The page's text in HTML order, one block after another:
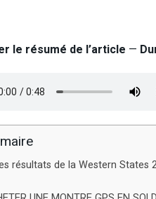
le résumé de l’article —
résultats de la Western States